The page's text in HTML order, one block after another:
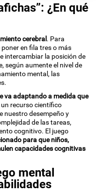
¿En qué
cerebral. Para
en fila tres o más
intercambiar la posición de
según aumente el nivel de
mental, las
va adaptando a medida que
recurso científico
nuestro desempeño y
de las tareas,
cognitivo. El juego
para que niños,
capacidades cognitivas
mental